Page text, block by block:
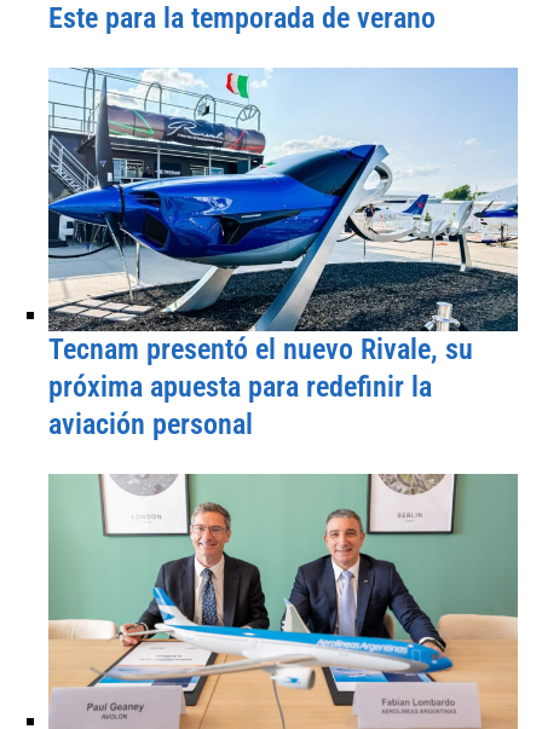
Este para la temporada de verano
Tecnam presentó el nuevo Rivale, su
próxima apuesta para redefinir la
aviación personal